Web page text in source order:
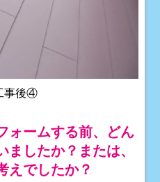
事後④
ォームする前、どん
ましたか？または、
えでしたか？